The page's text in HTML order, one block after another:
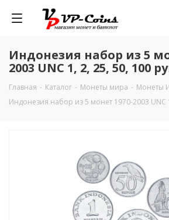
Индонезия набор из 5
2003 UNC 1, 2, 25, 50, 100
Главная - Каталог - Монеты мира - Монеты
Индонезия набор из 5 монет 1970-2003 UNC